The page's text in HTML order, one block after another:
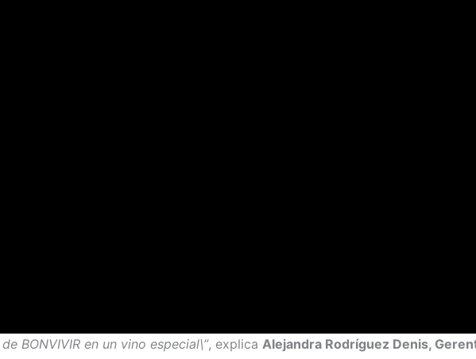
BONVIVIR en un vino especial\”, explica Alejandra Rodríguez Denis,